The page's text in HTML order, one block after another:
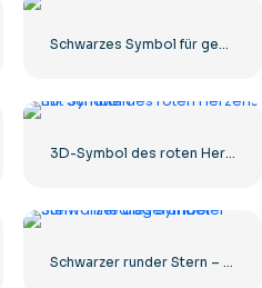
3D-Symbol des roten Herzens mit Schatten